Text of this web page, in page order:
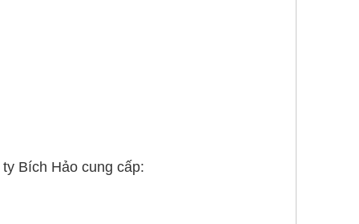
Bích Hảo cung cấp: